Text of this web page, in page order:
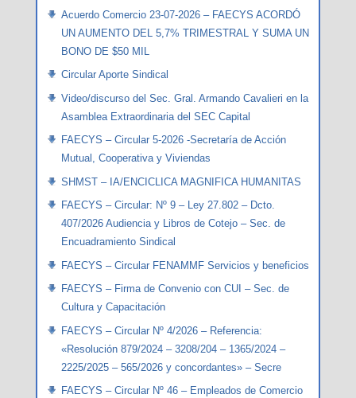
Acuerdo Comercio 23-07-2026 – FAECYS ACORDÓ
UN AUMENTO DEL 5,7% TRIMESTRAL Y SUMA UN
BONO DE $50 MIL
Circular Aporte Sindical
Video/discurso del Sec. Gral. Armando Cavalieri en la
Asamblea Extraordinaria del SEC Capital
FAECYS – Circular 5-2026 -Secretaría de Acción
Mutual, Cooperativa y Viviendas
SHMST – IA/ENCICLICA MAGNIFICA HUMANITAS
FAECYS – Circular: Nº 9 – Ley 27.802 – Dcto.
407/2026 Audiencia y Libros de Cotejo – Sec. de
Encuadramiento Sindical
FAECYS – Circular FENAMMF Servicios y beneficios
FAECYS – Firma de Convenio con CUI – Sec. de
Cultura y Capacitación
FAECYS – Circular Nº 4/2026 – Referencia:
«Resolución 879/2024 – 3208/204 – 1365/2024 –
2225/2025 – 565/2026 y concordantes» – Secre
FAECYS – Circular Nº 46 – Empleados de Comercio